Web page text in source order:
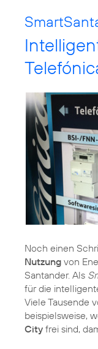
Noch einen
Nutzung von
Santander. Als
für die
Viele Tausende
beispielsweise,
City frei sind,